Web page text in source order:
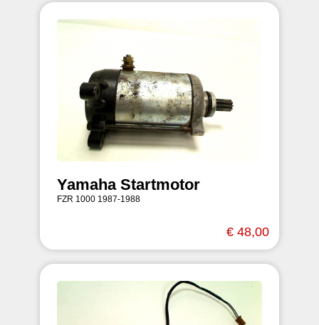
Yamaha Startmotor
FZR 1000 1987-1988
€ 48,00